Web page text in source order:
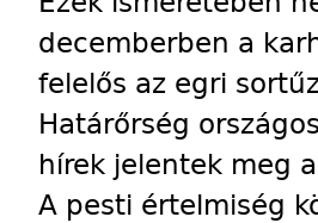
decemberben a
felelős az egri
Határőrség
hírek jelentek meg
A pesti értelmiség